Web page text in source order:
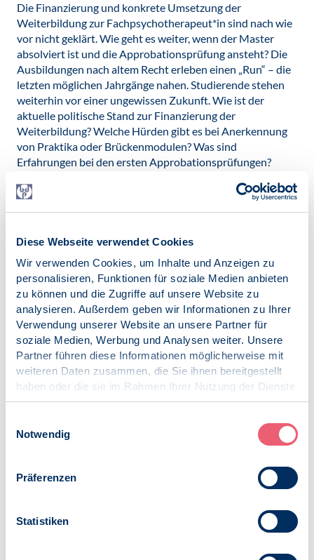
Diese Webseite verwendet Cookies
Wir verwenden Cookies, um Inhalte und Anzeigen zu
personalisieren, Funktionen für soziale Medien anbieten
zu können und die Zugriffe auf unsere Website zu
analysieren. Außerdem geben wir Informationen zu Ihrer
Verwendung unserer Website an unsere Partner für
soziale Medien, Werbung und Analysen weiter. Unsere
Partner führen diese Informationen möglicherweise mit
weiteren Daten zusammen, die Sie ihnen bereitgestellt
haben oder die sie im Rahmen Ihrer Nutzung der Dienste
gesammelt haben.
Notwendig
Präferenzen
Statistiken
Die Finanzierung und konkrete Umsetzung der
Weiterbildung zur Fachpsychotherapeut*in sind nach wie
vor nicht geklärt. Wie geht es weiter, wenn der Master
absolviert ist und die Approbationsprüfung ansteht? Die
Ausbildungen nach altem Recht erleben einen „Run“ – die
letzten möglichen Jahrgänge nahen. Studierende stehen
weiterhin vor einer ungewissen Zukunft. Wie ist der
aktuelle politische Stand zur Finanzierung der
Weiterbildung? Welche Hürden gibt es bei Anerkennung
von Praktika oder Brückenmodulen? Was sind
Erfahrungen bei den ersten Approbationsprüfungen?
Fragen widmen wir uns in dem Termin.
Psychologie 2025statt.
Zur Übersicht
Datum
Dienstag, 11.03.2025
Beginn: 18:30
Ende: 19:45
Susanne Berwanger
Anmeldung
freier Eintritt